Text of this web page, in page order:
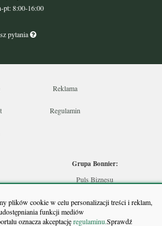
plików cookie w celu personalizacji treści i reklam,
funkcji mediów
oznacza akceptacjęregulaminu.Sprawdź
pt: 8:00-16:00
pytania
Reklama
Regulamin
Grupa Bonnier:
Puls Biznesu
Puls Medycyny
Monitor Firm